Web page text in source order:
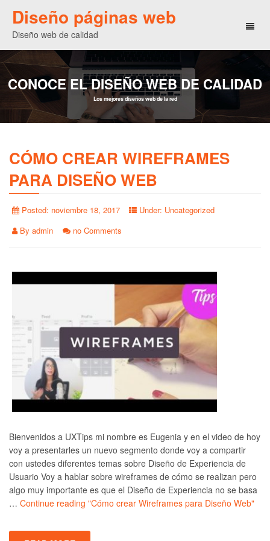
Diseño páginas web
Diseño web de calidad
CONOCE EL DISEÑO WEB DE CALIDAD
Los mejores diseños web de la red
CÓMO CREAR WIREFRAMES
PARA DISEÑO WEB
Posted: noviembre 18, 2017 Under: Uncategorized
By admin no Comments
Bienvenidos a UXTips mi nombre es Eugenia y en el video de hoy
voy a presentarles un nuevo segmento donde voy a compartir
con ustedes diferentes temas sobre Diseño de Experiencia de
Usuario Voy a hablar sobre wireframes de cómo se realizan pero
algo muy importante es que el Diseño de Experiencia no se basa
… Continue reading "Cómo crear Wireframes para Diseño Web"